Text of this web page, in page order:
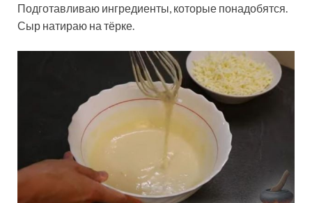
Подготавливаю ингредиенты, которые понадобятся.
Сыр натираю на тёрке.